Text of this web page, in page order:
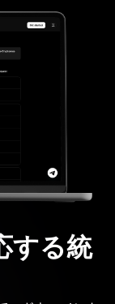
する統